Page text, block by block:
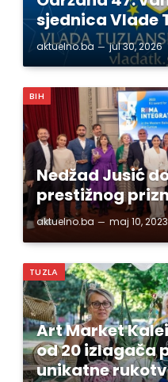
sjednica Vlade
aktuelno.ba jul 30, 2026
BIH
Nedžad Jusić
prestižnog
aktuelno.ba maj 10, 2023
TUZLA
Art Market
od 20 izlagača
unikatne